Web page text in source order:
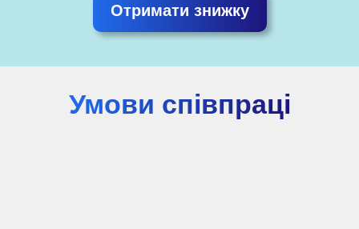
Отримати знижку
Умови співпраці